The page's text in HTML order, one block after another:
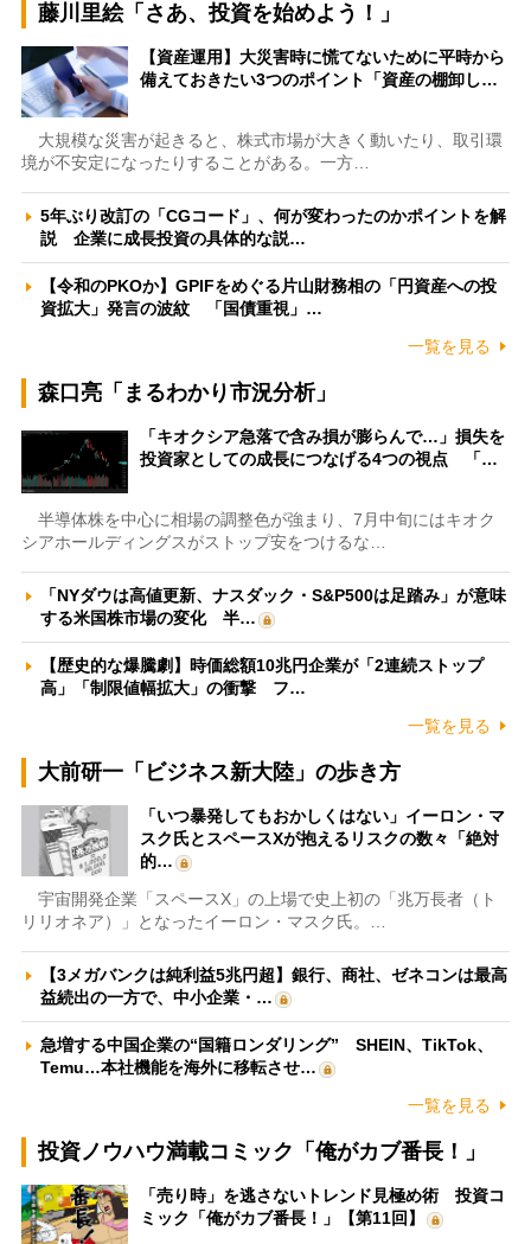
藤川里絵「さあ、投資を始めよう！」
【資産運用】大災害時に慌てないために平時から
備えておきたい3つのポイント「資産の棚卸し…
大規模な災害が起きると、株式市場が大きく動いたり、取引環
境が不安定になったりすることがある。一方…
5年ぶり改訂の「CGコード」、何が変わったのかポイントを解
説 企業に成長投資の具体的な説…
【令和のPKOか】GPIFをめぐる片山財務相の「円資産への投
資拡大」発言の波紋 「国債重視」…
一覧を見る
森口亮「まるわかり市況分析」
「キオクシア急落で含み損が膨らんで…」損失を
投資家としての成長につなげる4つの視点 「…
半導体株を中心に相場の調整色が強まり、7月中旬にはキオク
シアホールディングスがストップ安をつけるな…
「NYダウは高値更新、ナスダック・S&P500は足踏み」が意味
する米国株市場の変化 半…
【歴史的な爆騰劇】時価総額10兆円企業が「2連続ストップ
高」「制限値幅拡大」の衝撃 フ…
一覧を見る
大前研一「ビジネス新大陸」の歩き方
「いつ暴発してもおかしくはない」イーロン・マ
スク氏とスペースXが抱えるリスクの数々「絶対
的…
宇宙開発企業「スペースX」の上場で史上初の「兆万長者（ト
リリオネア）」となったイーロン・マスク氏。…
【3メガバンクは純利益5兆円超】銀行、商社、ゼネコンは最高
益続出の一方で、中小企業・…
急増する中国企業の“国籍ロンダリング” SHEIN、TikTok、
Temu…本社機能を海外に移転させ…
一覧を見る
投資ノウハウ満載コミック「俺がカブ番長！」
「売り時」を逃さないトレンド見極め術 投資コ
ミック「俺がカブ番長！」【第11回】